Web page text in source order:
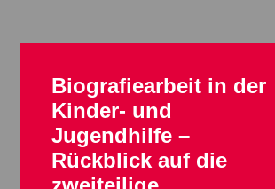
Biografiearbeit in der
Kinder- und
Jugendhilfe –
Rückblick auf die